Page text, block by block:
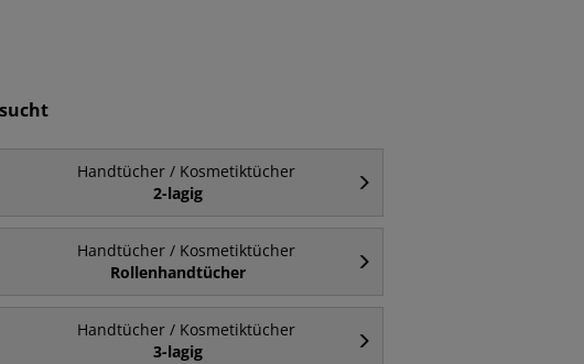
Handtücher / Kosmetiktücher
2-lagig
Handtücher / Kosmetiktücher
Rollenhandtücher
Handtücher / Kosmetiktücher
3-lagig